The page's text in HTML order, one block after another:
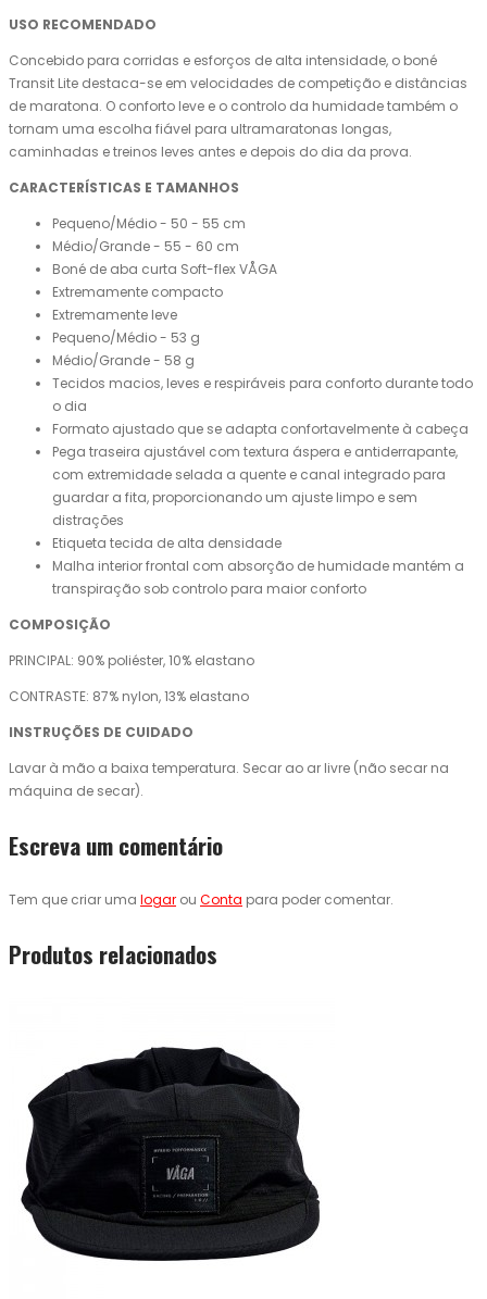
USO RECOMENDADO
Concebido para corridas e esforços de alta intensidade, o boné
Transit Lite destaca-se em velocidades de competição e distâncias
de maratona. O conforto leve e o controlo da humidade também o
tornam uma escolha fiável para ultramaratonas longas,
caminhadas e treinos leves antes e depois do dia da prova.
CARACTERÍSTICAS E TAMANHOS
Pequeno/Médio - 50 - 55 cm
Médio/Grande - 55 - 60 cm
Boné de aba curta Soft-flex VÅGA
Extremamente compacto
Extremamente leve
Pequeno/Médio - 53 g
Médio/Grande - 58 g
Tecidos macios, leves e respiráveis ​​para conforto durante todo
o dia
Formato ajustado que se adapta confortavelmente à cabeça
Pega traseira ajustável com textura áspera e antiderrapante,
com extremidade selada a quente e canal integrado para
guardar a fita, proporcionando um ajuste limpo e sem
distrações
Etiqueta tecida de alta densidade
Malha interior frontal com absorção de humidade mantém a
transpiração sob controlo para maior conforto
COMPOSIÇÃO
PRINCIPAL: 90% poliéster, 10% elastano
CONTRASTE: 87% nylon, 13% elastano
INSTRUÇÕES DE CUIDADO
Lavar à mão a baixa temperatura. Secar ao ar livre (não secar na
máquina de secar).
Escreva um comentário
Tem que criar uma logar ou Conta para poder comentar.
Produtos relacionados